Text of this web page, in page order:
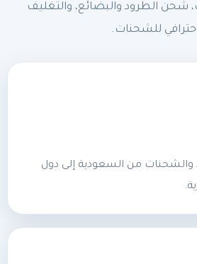
شحن الطرود والبضائع، والتغليف
للشحنات.
من السعودية إلى دول